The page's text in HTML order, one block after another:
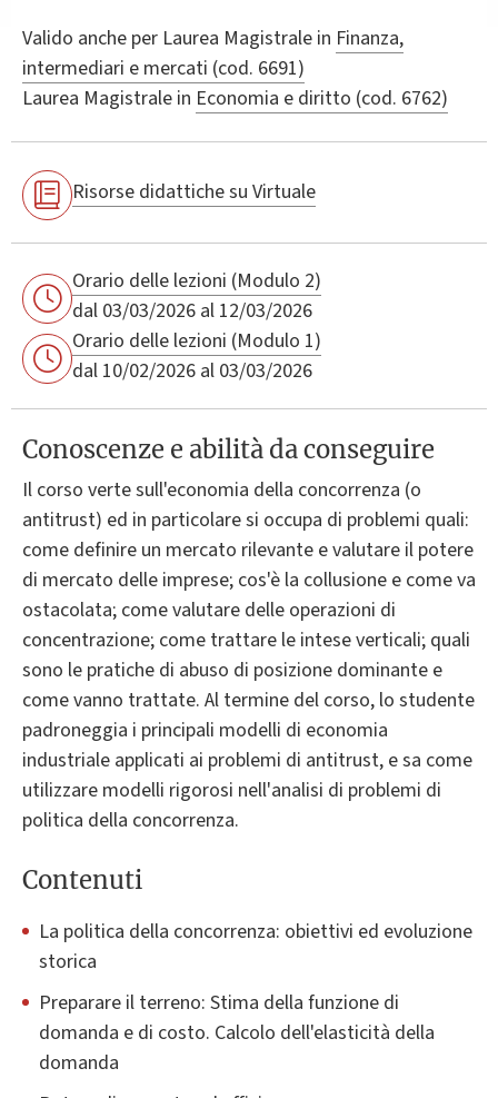
Valido anche per Laurea Magistrale in Finanza,
intermediari e mercati (cod. 6691)
Laurea Magistrale in Economia e diritto (cod. 6762)
Risorse didattiche su Virtuale
Orario delle lezioni (Modulo 2)
dal 03/03/2026 al 12/03/2026
Orario delle lezioni (Modulo 1)
dal 10/02/2026 al 03/03/2026
Conoscenze e abilità da conseguire
Il corso verte sull'economia della concorrenza (o
antitrust) ed in particolare si occupa di problemi quali:
come definire un mercato rilevante e valutare il potere
di mercato delle imprese; cos'è la collusione e come va
ostacolata; come valutare delle operazioni di
concentrazione; come trattare le intese verticali; quali
sono le pratiche di abuso di posizione dominante e
come vanno trattate. Al termine del corso, lo studente
padroneggia i principali modelli di economia
industriale applicati ai problemi di antitrust, e sa come
utilizzare modelli rigorosi nell'analisi di problemi di
politica della concorrenza.
Contenuti
La politica della concorrenza: obiettivi ed evoluzione
storica
Preparare il terreno: Stima della funzione di
domanda e di costo. Calcolo dell'elasticità della
domanda